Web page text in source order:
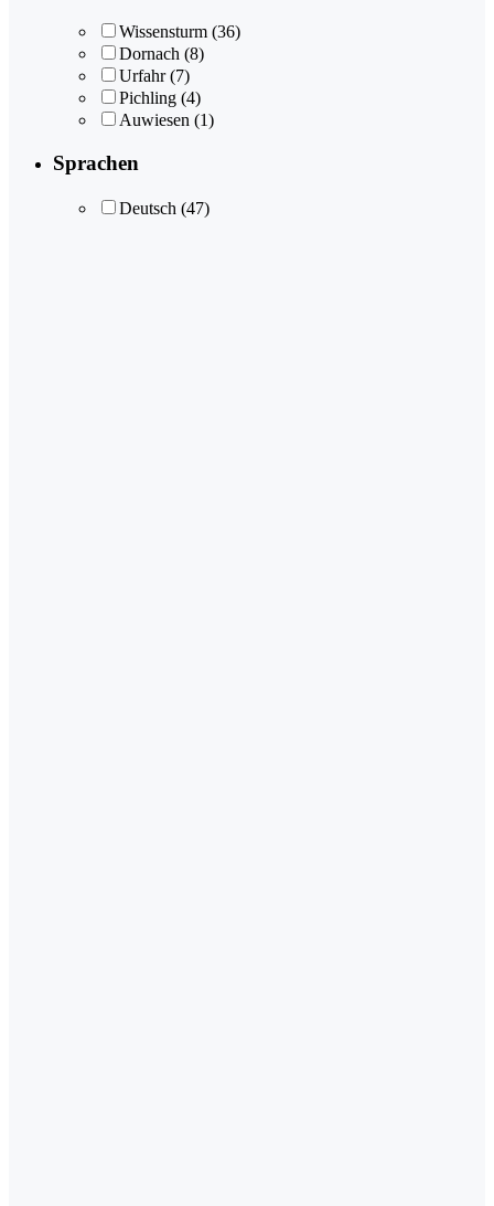
Wissensturm (36)
Dornach (8)
Urfahr (7)
Pichling (4)
Auwiesen (1)
Sprachen
Deutsch (47)